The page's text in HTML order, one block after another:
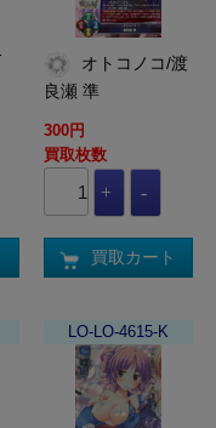
良瀬 準
300円
買取枚数
買取カート
LO-LO-4615-K